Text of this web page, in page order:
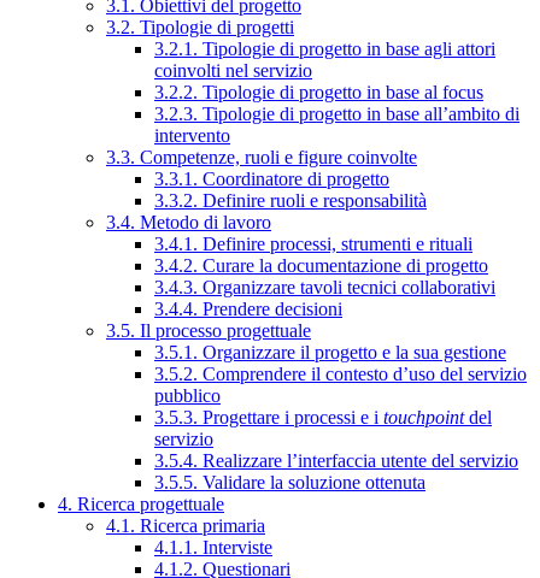
3.1. Obiettivi del progetto
3.2. Tipologie di progetti
3.2.1. Tipologie di progetto in base agli attori
coinvolti nel servizio
3.2.2. Tipologie di progetto in base al focus
3.2.3. Tipologie di progetto in base all’ambito di
intervento
3.3. Competenze, ruoli e figure coinvolte
3.3.1. Coordinatore di progetto
3.3.2. Definire ruoli e responsabilità
3.4. Metodo di lavoro
3.4.1. Definire processi, strumenti e rituali
3.4.2. Curare la documentazione di progetto
3.4.3. Organizzare tavoli tecnici collaborativi
3.4.4. Prendere decisioni
3.5. Il processo progettuale
3.5.1. Organizzare il progetto e la sua gestione
3.5.2. Comprendere il contesto d’uso del servizio
pubblico
3.5.3. Progettare i processi e i touchpointdel
servizio
3.5.4. Realizzare l’interfaccia utente del servizio
3.5.5. Validare la soluzione ottenuta
4. Ricerca progettuale
4.1. Ricerca primaria
4.1.1. Interviste
4.1.2. Questionari